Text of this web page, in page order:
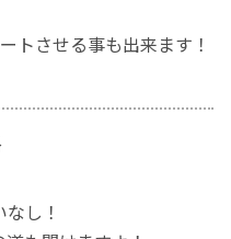
トさせる事も出来ます！
し！